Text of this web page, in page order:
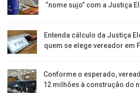
“nome sujo” com a Justiça
Entenda cálculo da Justiça
quem se elege vereador em
Conforme o esperado,
12 milhões à construção do